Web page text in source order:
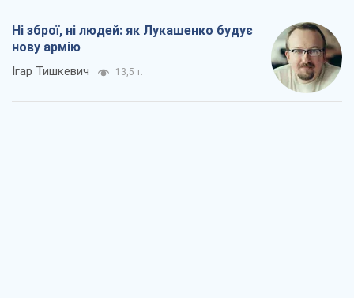
Ні зброї, ні людей: як Лукашенко будує
нову армію
Ігар Тишкевич 13,5 т.